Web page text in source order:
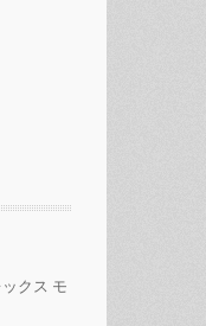
クス モ